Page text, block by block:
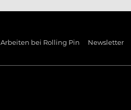
Arbeiten bei Rolling Pin Newsletter